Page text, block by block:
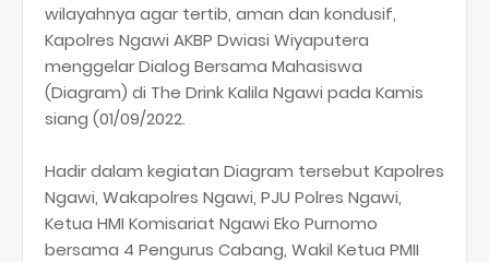
wilayahnya agar tertib, aman dan kondusif,
Kapolres Ngawi AKBP Dwiasi Wiyaputera
menggelar Dialog Bersama Mahasiswa
(Diagram) di The Drink Kalila Ngawi pada Kamis
siang (01/09/2022.
Hadir dalam kegiatan Diagram tersebut Kapolres
Ngawi, Wakapolres Ngawi, PJU Polres Ngawi,
Ketua HMI Komisariat Ngawi Eko Purnomo
bersama 4 Pengurus Cabang, Wakil Ketua PMII